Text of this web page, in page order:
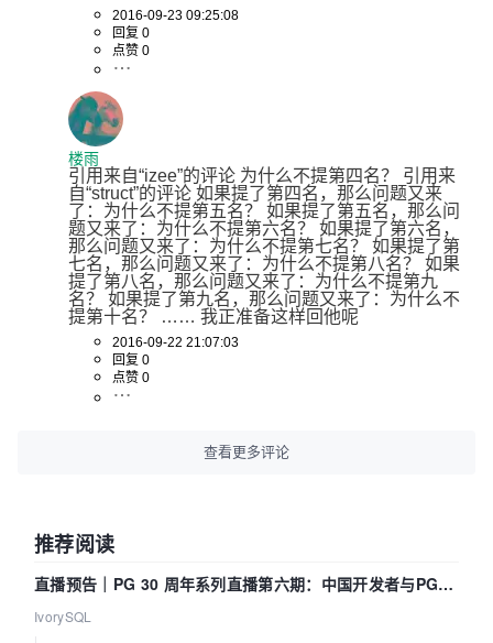
2016-09-23 09:25:08
回复 0
点赞 0
楼雨
引用来自“izee”的评论 为什么不提第四名？ 引用来
自“struct”的评论 如果提了第四名，那么问题又来
了：为什么不提第五名？ 如果提了第五名，那么问
题又来了：为什么不提第六名？ 如果提了第六名，
那么问题又来了：为什么不提第七名？ 如果提了第
七名，那么问题又来了：为什么不提第八名？ 如果
提了第八名，那么问题又来了：为什么不提第九
名？ 如果提了第九名，那么问题又来了：为什么不
提第十名？ …… 我正准备这样回他呢
2016-09-22 21:07:03
回复 0
点赞 0
查看更多评论
推荐阅读
直播预告｜PG 30 周年系列直播第六期：中国开发者与PG内
核——我们改得动吗？我们贡献了什么？
IvorySQL